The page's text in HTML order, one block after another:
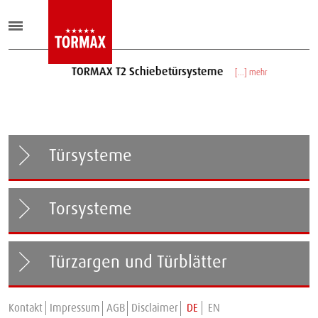
TORMAX T2 Schiebetürsysteme [...] mehr
Türsysteme
Torsysteme
Türzargen und Türblätter
Kontakt Impressum AGB Disclaimer DE EN